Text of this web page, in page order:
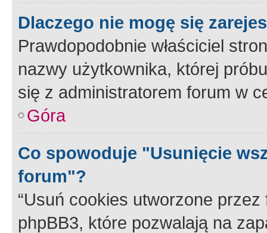
Dlaczego nie mogę się
Prawdopodobnie właściciel
nazwy użytkownika, której
się z administratorem forum w
Góra
Co spowoduje "Usunięcie
forum"?
“Usuń cookies utworzone
phpBB3, które pozwalają na